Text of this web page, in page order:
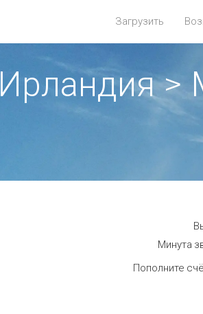
Загрузить
Ирландия
Минута
Пополните